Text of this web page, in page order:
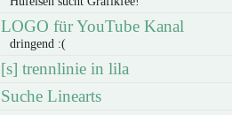
LOGO für YouTube Kanal
dringend :(
[s] trennlinie in lila
Suche Linearts